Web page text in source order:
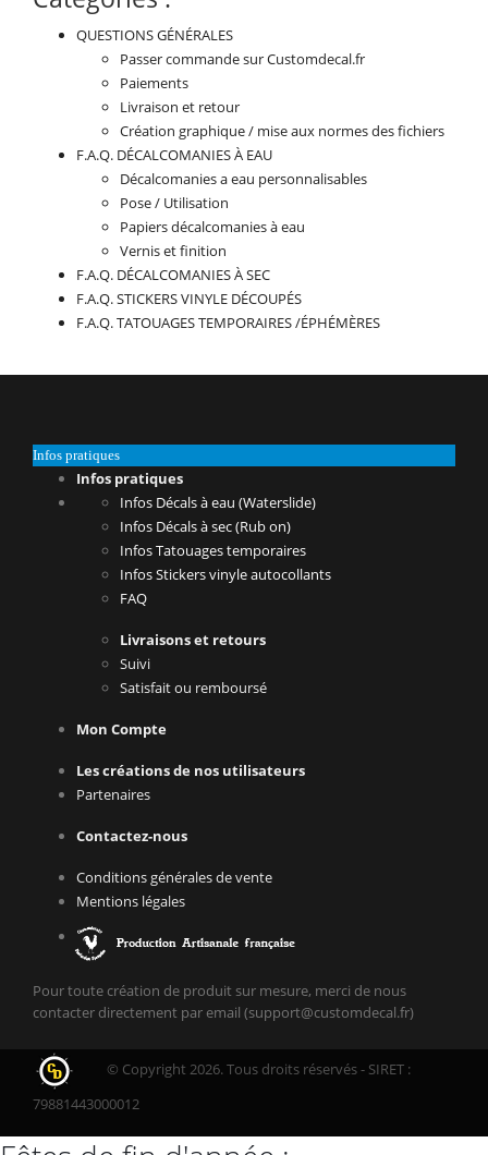
QUESTIONS GÉNÉRALES
Passer commande sur Customdecal.fr
Paiements
Livraison et retour
Création graphique / mise aux normes des fichiers
F.A.Q. DÉCALCOMANIES À EAU
Décalcomanies a eau personnalisables
Pose / Utilisation
Papiers décalcomanies à eau
Vernis et finition
F.A.Q. DÉCALCOMANIES À SEC
F.A.Q. STICKERS VINYLE DÉCOUPÉS
F.A.Q. TATOUAGES TEMPORAIRES /ÉPHÉMÈRES
Infos pratiques
Infos pratiques
Infos Décals à eau (Waterslide)
Infos Décals à sec (Rub on)
Infos Tatouages temporaires
Infos Stickers vinyle autocollants
FAQ
Livraisons et retours
Suivi
Satisfait ou remboursé
Mon Compte
Les créations de nos utilisateurs
Partenaires
Contactez-nous
Conditions générales de vente
Mentions légales
Pour toute création de produit sur mesure, merci de nous
contacter directement par email (support@customdecal.fr)
© Copyright 2026. Tous droits réservés - SIRET :
79881443000012